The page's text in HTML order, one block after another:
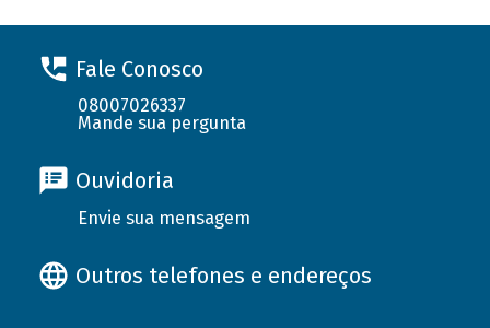
Fale Conosco
08007026337
Mande sua pergunta
Ouvidoria
Envie sua mensagem
Outros telefones e endereços